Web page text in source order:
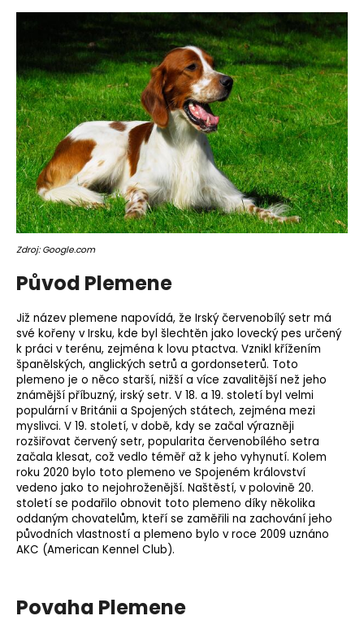
Zdroj: Google.com
Původ Plemene
Již název plemene napovídá, že Irský červenobílý setr má
své kořeny v Irsku, kde byl šlechtěn jako lovecký pes určený
k práci v terénu, zejména k lovu ptactva. Vznikl křížením
španělských, anglických setrů a gordonseterů. Toto
plemeno je o něco starší, nižší a více zavalitější než jeho
známější příbuzný, irský setr. V 18. a 19. století byl velmi
populární v Británii a Spojených státech, zejména mezi
myslivci. V 19. století, v době, kdy se začal výrazněji
rozšiřovat červený setr, popularita červenobílého setra
začala klesat, což vedlo téměř až k jeho vyhynutí. Kolem
roku 2020 bylo toto plemeno ve Spojeném království
vedeno jako to nejohroženější. Naštěstí, v polovině 20.
století se podařilo obnovit toto plemeno díky několika
oddaným chovatelům, kteří se zaměřili na zachování jeho
původních vlastností a plemeno bylo v roce 2009 uznáno
AKC (American Kennel Club).
Povaha Plemene
HLEDAT
D
o
p
o
u
u
j
e
m
e